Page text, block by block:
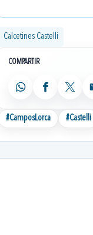
Calcetines Castelli
COMPARTIR
WhatsAppFacebook
X
#CamposLorca #Castelli